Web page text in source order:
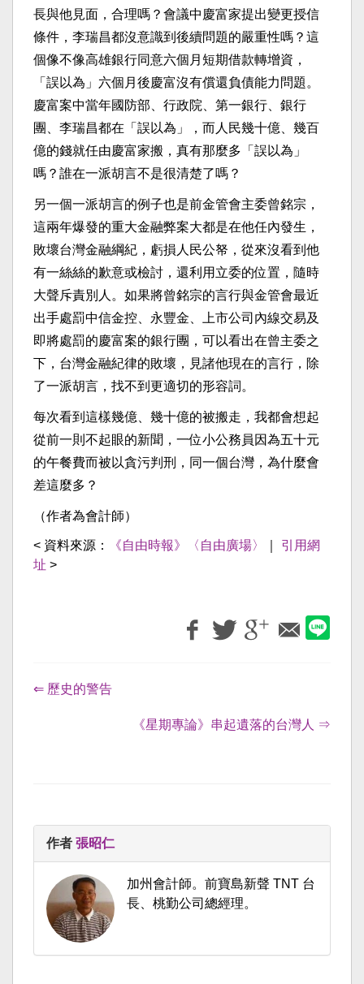
長與他見面，合理嗎？會議中慶富家提出變更授信
條件，李瑞昌都沒意識到後續問題的嚴重性嗎？這
個像不像高雄銀行同意六個月短期借款轉增資，
「誤以為」六個月後慶富沒有償還負債能力問題。
慶富案中當年國防部、行政院、第一銀行、銀行
團、李瑞昌都在「誤以為」，而人民幾十億、幾百
億的錢就任由慶富家搬，真有那麼多「誤以為」
嗎？誰在一派胡言不是很清楚了嗎？
另一個一派胡言的例子也是前金管會主委曾銘宗，
這兩年爆發的重大金融弊案大都是在他任內發生，
敗壞台灣金融綱紀，虧損人民公帑，從來沒看到他
有一絲絲的歉意或檢討，還利用立委的位置，隨時
大聲斥責別人。如果將曾銘宗的言行與金管會最近
出手處罰中信金控、永豐金、上市公司內線交易及
即將處罰的慶富案的銀行團，可以看出在曾主委之
下，台灣金融紀律的敗壞，見諸他現在的言行，除
了一派胡言，找不到更適切的形容詞。
每次看到這樣幾億、幾十億的被搬走，我都會想起
從前一則不起眼的新聞，一位小公務員因為五十元
的午餐費而被以貪污判刑，同一個台灣，為什麼會
差這麼多？
（作者為會計師）
< 資料來源： 《自由時報》〈自由廣場〉
引用網
址 >
⇐ 歷史的警告
《星期專論》串起遺落的台灣人 ⇒
作者 張昭仁
加州會計師。前寶島新聲 TNT 台
長、桃勤公司總經理。